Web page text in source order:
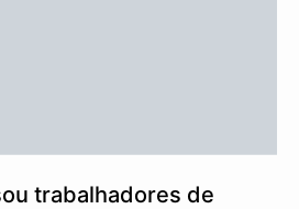
trabalhadores de